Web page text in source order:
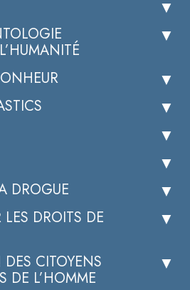
DROGUE
DROITS DE
CITOYENS
DE L’HOMME